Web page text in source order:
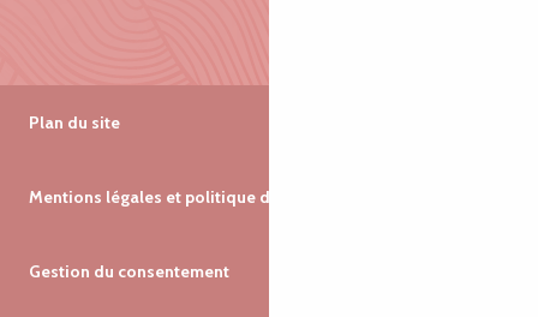
Plan du site
Mentions légales et politique de confidentialité
Gestion du consentement